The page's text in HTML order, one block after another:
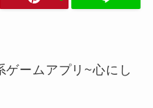
ゲームアプリ~心にし